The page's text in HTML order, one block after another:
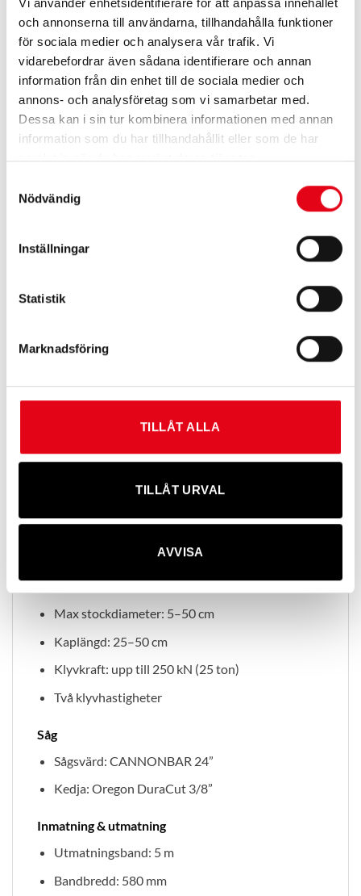
och annonserna till användarna, tillhandahålla funktioner
för sociala medier och analysera vår trafik. Vi
vidarebefordrar även sådana identifierare och annan
information från din enhet till de sociala medier och
annons- och analysföretag som vi samarbetar med.
Dessa kan i sin tur kombinera informationen med annan
information som du har tillhandahållit eller som de har
samlat in när du har använt deras tjänster.
Nödvändig
Inställningar
Statistik
Marknadsföring
TILLÅT ALLA
TILLÅT URVAL
AVVISA
Kapacitet för stockdiameter upp till 50 cm
5 m utmatningsband för effektiv hantering
Steglös bandhastighet för anpassat arbetsflöde
Stabil och driftsäker konstruktion för
kontinuerlig drift
Effektiv drift utan traktor
kombination med bensin- eller elaggregat. Detta ger
minskar energiförluster och gör maskinen mer
Maskinen lämpar sig särskilt för entreprenörer och
en traktor i vedproduktionen.
Med en klyvkraft på upp till250 kNoch automatisk
anpassning av klyvhastighet klarar maskinen även
Den kraftiga konstruktionen och breda
flöde från stock till färdig ved.
Max stockdiameter: 5–50 cm
Kaplängd: 25–50 cm
Klyvkraft: upp till 250 kN (25 ton)
Två klyvhastigheter
Såg
Sågsvärd: CANNONBAR 24”
Kedja: Oregon DuraCut 3/8”
Inmatning & utmatning
Utmatningsband: 5 m
Bandbredd: 580 mm